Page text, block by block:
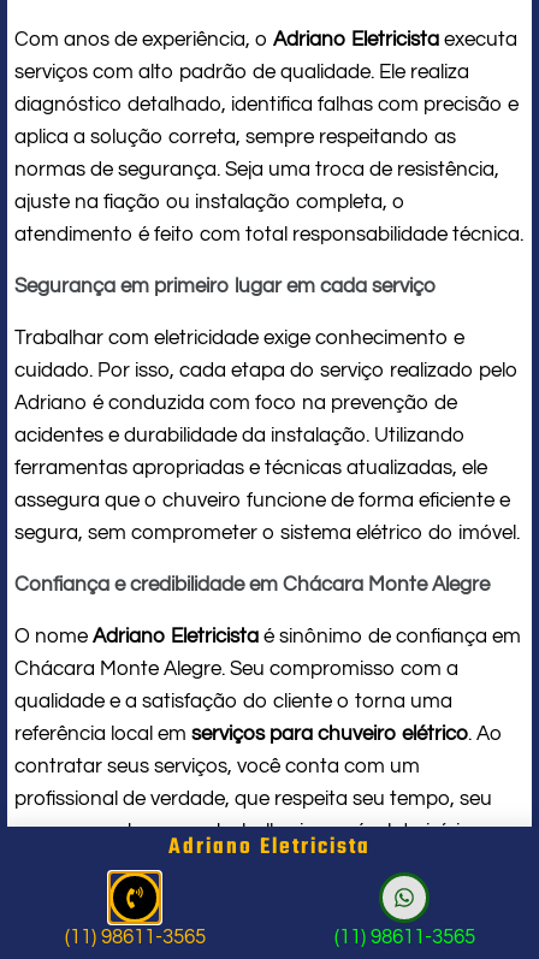
Com anos de experiência, o Adriano Eletricista executa
serviços com alto padrão de qualidade. Ele realiza
diagnóstico detalhado, identifica falhas com precisão e
aplica a solução correta, sempre respeitando as
normas de segurança. Seja uma troca de resistência,
ajuste na fiação ou instalação completa, o
atendimento é feito com total responsabilidade técnica.
Segurança em primeiro lugar em cada serviço
Trabalhar com eletricidade exige conhecimento e
cuidado. Por isso, cada etapa do serviço realizado pelo
Adriano é conduzida com foco na prevenção de
acidentes e durabilidade da instalação. Utilizando
ferramentas apropriadas e técnicas atualizadas, ele
assegura que o chuveiro funcione de forma eficiente e
segura, sem comprometer o sistema elétrico do imóvel.
Confiança e credibilidade em Chácara Monte Alegre
O nome Adriano Eletricista é sinônimo de confiança em
Chácara Monte Alegre. Seu compromisso com a
qualidade e a satisfação do cliente o torna uma
referência local em serviços para chuveiro elétrico. Ao
contratar seus serviços, você conta com um
profissional de verdade, que respeita seu tempo, seu
espaço e entrega um trabalho impecável do início ao
Problema com chuveiro: sinais que
Adriano Eletricista
(11) 98611-3565 (11) 98611-3565